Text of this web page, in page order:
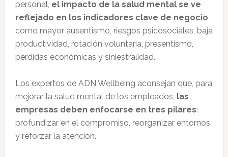
personal, el impacto de la salud mental se ve
reflejado en los indicadores clave de negocio
como mayor ausentismo, riesgos psicosociales, baja
productividad, rotación voluntaria, presentismo,
pérdidas económicas y siniestralidad.
Los expertos de ADN Wellbeing aconsejan que, para
mejorar la salud mental de los empleados, las
empresas deben enfocarse en tres pilares:
profundizar en el compromiso, reorganizar entornos
y reforzar la atención.